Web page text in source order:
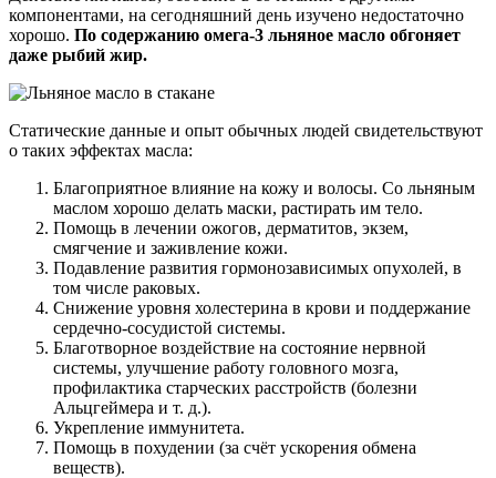
компонентами, на сегодняшний день изучено недостаточно
хорошо. По содержанию омега-3 льняное масло обгоняет
даже рыбий жир.
Статические данные и опыт обычных людей свидетельствуют
о таких эффектах масла:
Благоприятное влияние на кожу и волосы. Со льняным
маслом хорошо делать маски, растирать им тело.
Помощь в лечении ожогов, дерматитов, экзем,
смягчение и заживление кожи.
Подавление развития гормонозависимых опухолей, в
том числе раковых.
Снижение уровня холестерина в крови и поддержание
сердечно-сосудистой системы.
Благотворное воздействие на состояние нервной
системы, улучшение работу головного мозга,
профилактика старческих расстройств (болезни
Альцгеймера и т. д.).
Укрепление иммунитета.
Помощь в похудении (за счёт ускорения обмена
веществ).